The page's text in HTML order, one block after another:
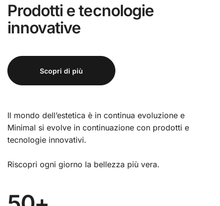
Prodotti e tecnologie
innovative
Scopri di più
Il mondo dell’estetica è in continua evoluzione e
Minimal si evolve in continuazione con prodotti e
tecnologie innovativi.
Riscopri ogni giorno la bellezza più vera.